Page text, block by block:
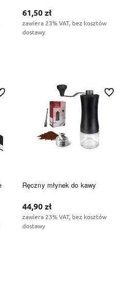
61,50 zł
zawiera 23% VAT, bez kosztów
dostawy
ulubionych
Ręczny młynek do kawy
44,90 zł
zawiera 23% VAT, bez kosztów
dostawy
Do